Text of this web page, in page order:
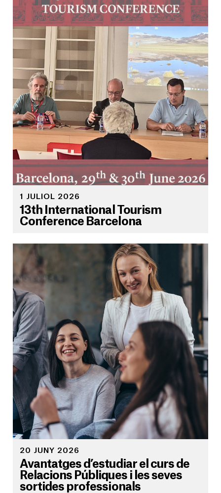
1 JULIOL 2026
13th International Tourism
Conference Barcelona
20 JUNY 2026
Avantatges d’estudiar el curs de
Relacions Públiques i les seves
sortides professionals